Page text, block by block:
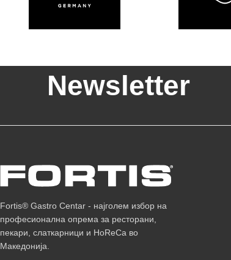
Newsletter
Fortis® Gastro Centar - најголем избор на
професионална опрема за ресторани,
пекари, слаткарници и HoReCa во
Македонија.